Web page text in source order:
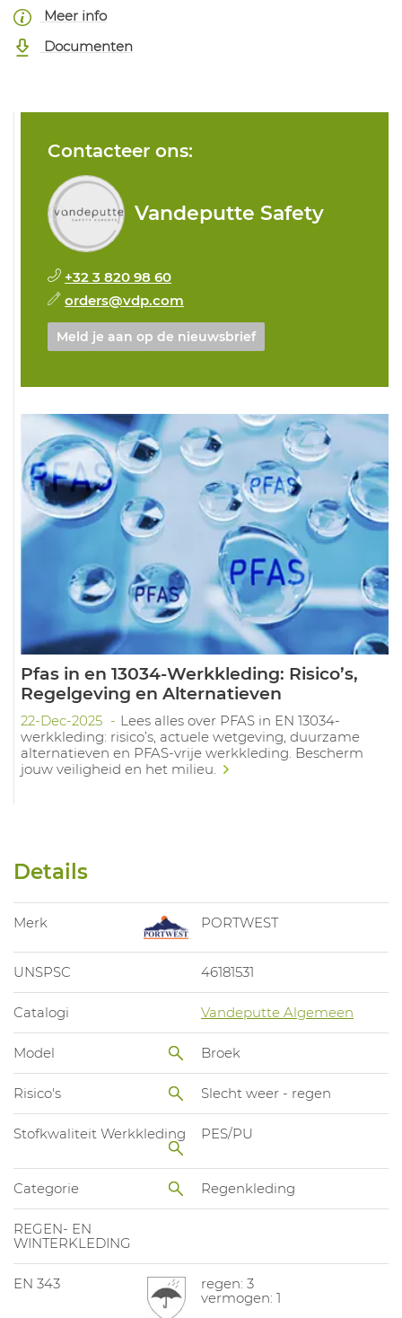
Meer info
Documenten
Contacteer ons:
Vandeputte Safety
+32 3 820 98 60
orders@vdp.com
Meld je aan op de nieuwsbrief
Pfas in en 13034-Werkkleding: Risico’s,
Regelgeving en Alternatieven
22-Dec-2025
Lees alles over PFAS in EN 13034-
werkkleding: risico’s, actuele wetgeving, duurzame
alternatieven en PFAS-vrije werkkleding. Bescherm
jouw veiligheid en het milieu.
Details
Merk PORTWEST
UNSPSC 46181531
Catalogi Vandeputte Algemeen
Model Broek
Risico's Slecht weer - regen
Stofkwaliteit Werkkleding PES/PU
Categorie Regenkleding
REGEN- EN
WINTERKLEDING
EN 343
regen: 3
vermogen: 1